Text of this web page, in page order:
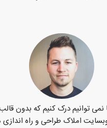
توانیم درک کنیم که بدون
املاک طراحی و راه اندازی